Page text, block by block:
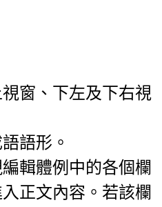
窗、下左及下右視
語形。
輯體例中的各個欄
正文內容。若該欄